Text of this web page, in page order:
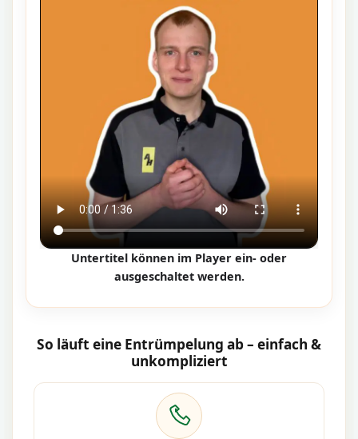
Untertitel können im Player ein- oder
ausgeschaltet werden.
So läuft eine Entrümpelung ab – einfach &
unkompliziert